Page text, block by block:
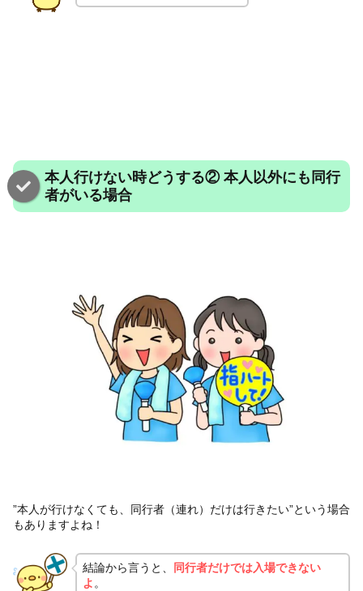
本人行けない時どうする② 本人以外にも同行
者がいる場合
”本人が行けなくても、同行者（連れ）だけは行きたい”という場合
もありますよね！
結論から言うと、
同行者だけでは入場できない
よ 。